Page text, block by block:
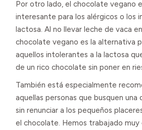
Por otro lado, el chocolate vegano
interesante para los alérgicos o los
lactosa. Al no llevar leche de vaca
chocolate vegano es la alternativa
aquellos intolerantes a la lactosa
de un rico chocolate sin poner en
También está especialmente
aquellas personas que busquen una
sin renunciar a los pequeños
el chocolate. Hemos trabajado muy